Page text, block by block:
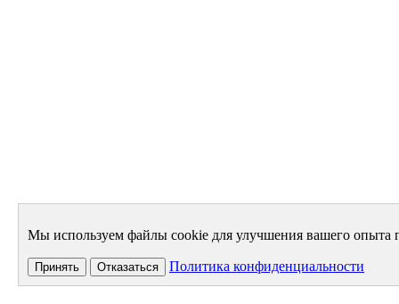
Мы используем файлы cookie для улучшения вашего опыта
Принять Отказаться Политика конфиденциальности